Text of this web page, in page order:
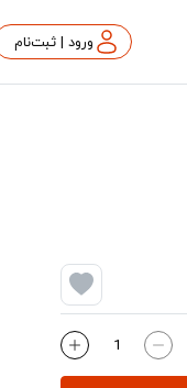
ورود | ثبت‌نام